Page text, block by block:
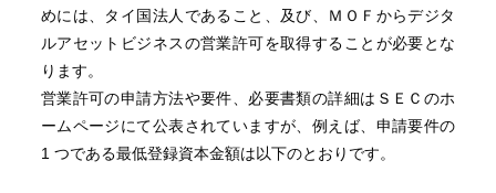
めには、タイ国法人であること、及び、ＭＯＦからデジタ
ルアセットビジネスの営業許可を取得することが必要とな
ります。
営業許可の申請方法や要件、必要書類の詳細はＳＥＣのホ
ームページにて公表されていますが、例えば、申請要件の
1 つである最低登録資本金額は以下のとおりです。